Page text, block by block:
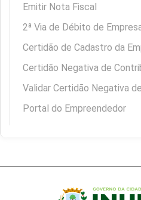
Emitir Nota Fiscal
2ª Via de Débito de
Certidão de Cadastro da
Certidão Negativa de
Validar Certidão Negativa
Portal do Empreendedor